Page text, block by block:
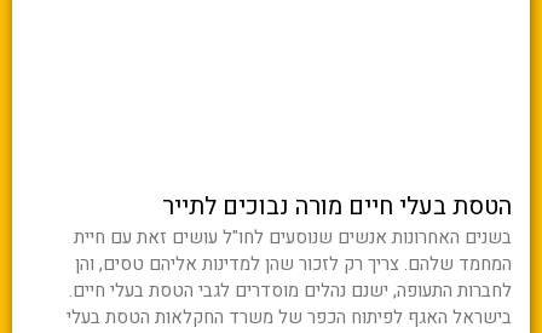
הטסת בעלי חיים מורה נבוכים לתייר
בשנים האחרונות אנשים שנוסעים לחו"ל עושים זאת עם חיית
המחמד שלהם. צריך רק לזכור שהן למדינות אליהם טסים, והן
לחברות התעופה, ישנם נהלים מוסדרים לגבי הטסת בעלי חיים.
בישראל האגף לפיתוח הכפר של משרד החקלאות הטסת בעלי